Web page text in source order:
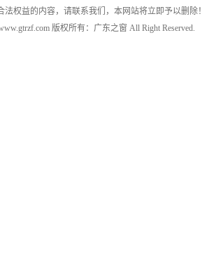
权益的内容，请联系我们，本网站将立即予以删除！
版权所有：广东之窗 All Right Reserved.